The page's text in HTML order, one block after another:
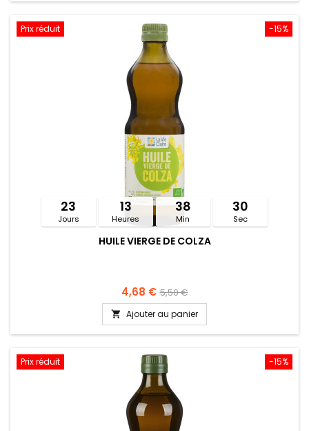
-15%
Prix réduit
23
Jours
13
Heures
38
Min
30
Sec
HUILE VIERGE DE COLZA
4,68 € 5,50 €
 Ajouter au panier
-15%
Prix réduit